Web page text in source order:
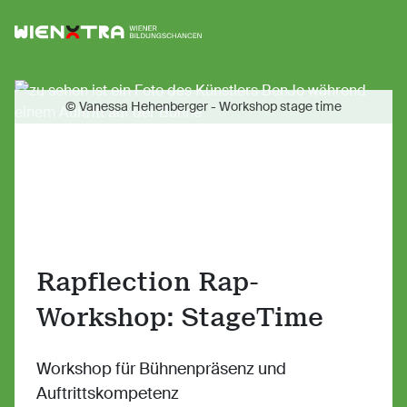
Logo Wiener Bildungschancen
Rapflection Rap-
Workshop: StageTime
Workshop für Bühnenpräsenz und
Auftrittskompetenz
© Vanessa Hehenberger - Workshop stage time